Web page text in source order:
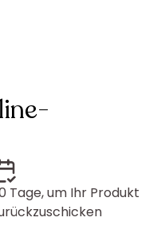
Tage, um Ihr Produkt